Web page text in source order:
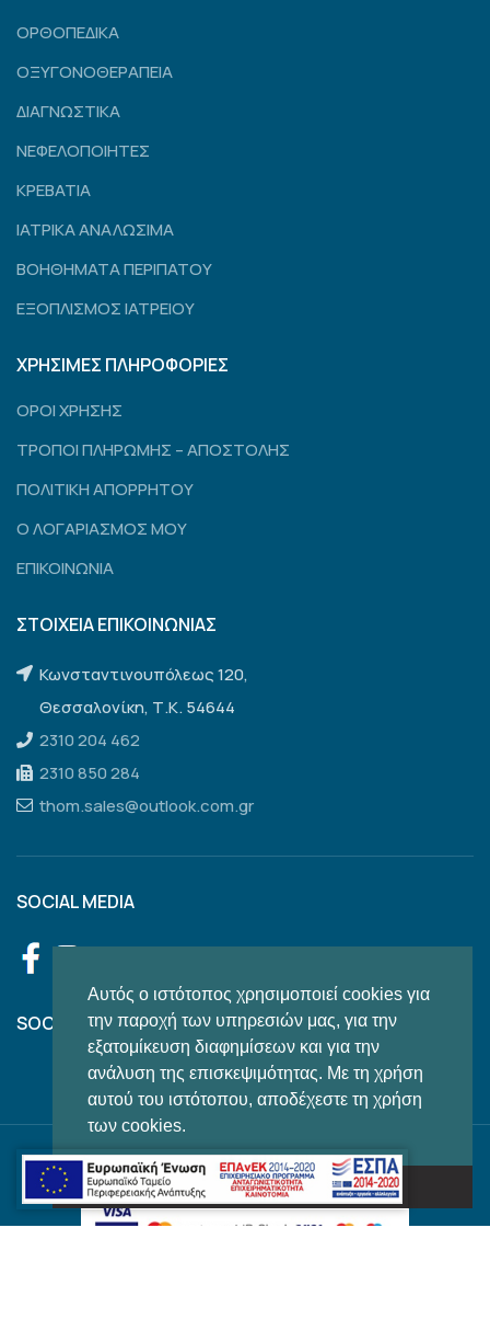
Αυτός ο ιστότοπος χρησιμοποιεί cookies για
την παροχή των υπηρεσιών μας, για την
εξατομίκευση διαφημίσεων και για την
ανάλυση της επισκεψιμότητας. Με τη χρήση
αυτού του ιστότοπου, αποδέχεστε τη χρήση
των cookies.
Το κατάλαβα!
ΟΡΘΟΠΕΔΙΚΑ
ΟΞΥΓΟΝΟΘΕΡΑΠΕΙΑ
ΔΙΑΓΝΩΣΤΙΚΑ
ΝΕΦΕΛΟΠΟΙΗΤΕΣ
ΚΡΕΒΑΤΙΑ
ΙΑΤΡΙΚΑ ΑΝΑΛΩΣΙΜΑ
ΒΟΗΘΗΜΑΤΑ ΠΕΡΙΠΑΤΟΥ
ΕΞΟΠΛΙΣΜΟΣ ΙΑΤΡΕΙΟΥ
ΧΡΗΣΙΜΕΣ ΠΛΗΡΟΦΟΡΙΕΣ
ΟΡΟΙ ΧΡΗΣΗΣ
ΤΡΟΠΟΙ ΠΛΗΡΩΜΗΣ – ΑΠΟΣΤΟΛΗΣ
ΠΟΛΙΤΙΚΗ ΑΠΟΡΡΗΤΟΥ
Ο ΛΟΓΑΡΙΑΣΜΟΣ ΜΟΥ
ΕΠΙΚΟΙΝΩΝΙΑ
ΣΤΟΙΧΕΙΑ ΕΠΙΚΟΙΝΩΝΙΑΣ
Κωνσταντινουπόλεως 120,
Θεσσαλονίκη, Τ.Κ. 54644
2310 204 462
2310 850 284
thom.sales@outlook.com.gr
SOCIAL MEDIA
SOCIAL FEED
© 2022 OXYGENMARKET, All Rights Reserved | Powered by